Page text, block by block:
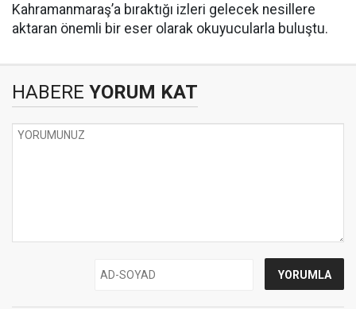
Kahramanmaraş’a bıraktığı izleri gelecek nesillere
aktaran önemli bir eser olarak okuyucularla buluştu.
HABERE YORUM KAT